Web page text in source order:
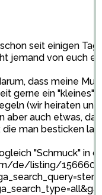
seit einigen
jemand von euch
dass meine
gerne ein "kleines"
(wir heiraten
aber auch etwas,
man besticken
"Schmuck" in
de/listing/